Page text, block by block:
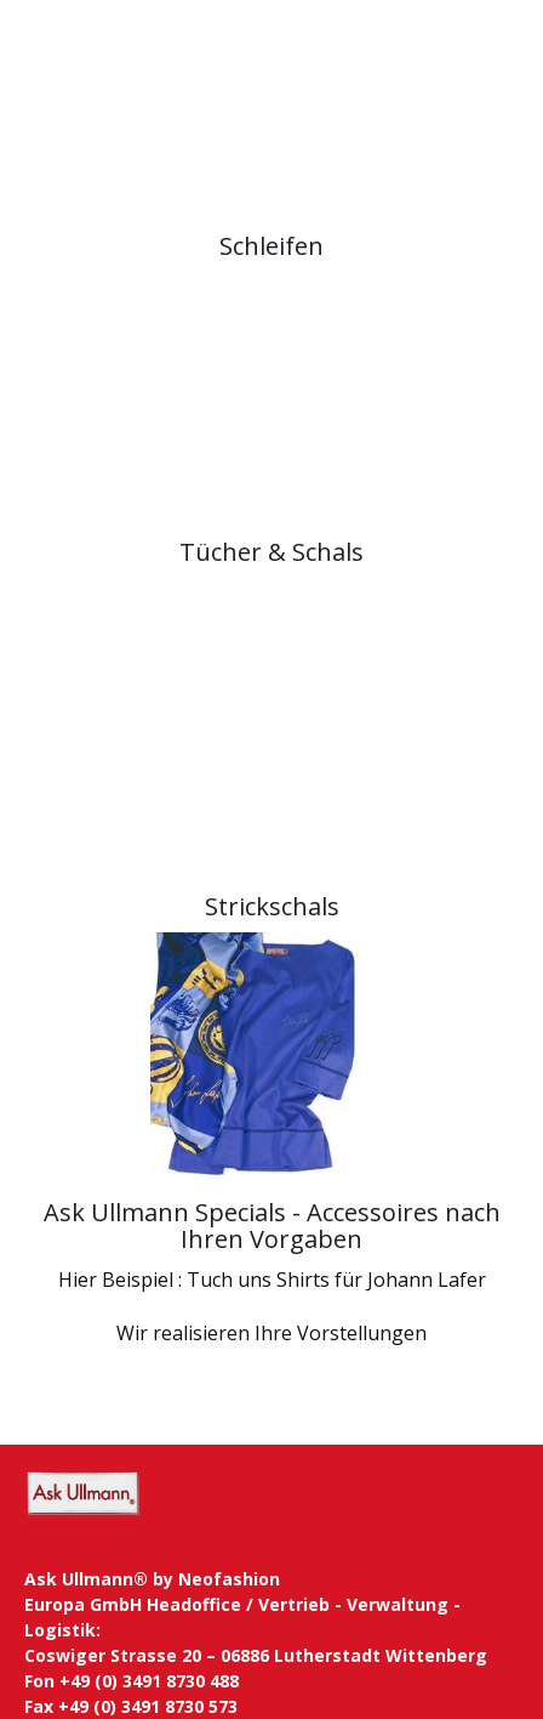
Schleifen
Tücher & Schals
Strickschals
Ask Ullmann Specials - Accessoires nach
Ihren Vorgaben
Hier Beispiel : Tuch uns Shirts für Johann Lafer
Wir realisieren Ihre Vorstellungen
Ask Ullmann® by Neofashion
Europa GmbH Headoffice / Vertrieb - Verwaltung -
Logistik:
Coswiger Strasse 20 – 06886 Lutherstadt Wittenberg
Fon +49 (0) 3491 8730 488
Fax +49 (0) 3491 8730 573